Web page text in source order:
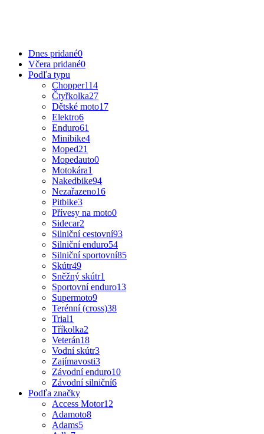
Dnes pridané0
Včera pridané0
Podľa typu
Chopper114
Čtyřkolka27
Dětské moto17
Elektro6
Enduro61
Minibike4
Moped21
Mopedauto0
Motokára1
Nakedbike94
Nezařazeno16
Pitbike3
Přívesy na moto0
Sidecar2
Silniční cestovní93
Silniční enduro54
Silniční sportovní85
Skútr49
Sněžný skútr1
Sportovní enduro13
Supermoto9
Terénní (cross)38
Trial1
Tříkolka2
Veterán18
Vodní skútr3
Zajímavosti3
Závodní enduro10
Závodní silniční6
Podľa značky
Access Motor12
Adamoto8
Adams5